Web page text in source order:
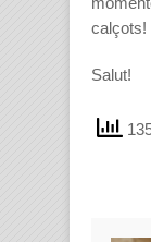
calçots!
Salut!